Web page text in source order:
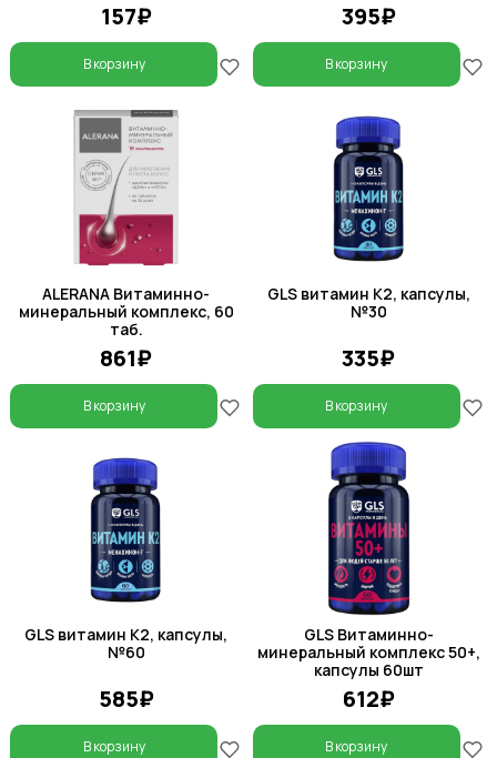
157₽
В корзину
395₽
В корзину
ALERANA Витаминно-
минеральный комплекс, 60
таб.
861₽
В корзину
GLS витамин К2, капсулы,
№30
335₽
В корзину
GLS витамин К2, капсулы,
№60
585₽
В корзину
GLS Витаминно-
минеральный комплекс 50+,
капсулы 60шт
612₽
В корзину